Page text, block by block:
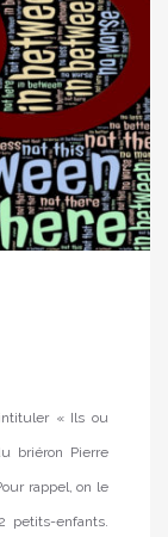
« Ils ou
briéron Pierre
rappel, on le
petits-enfants.